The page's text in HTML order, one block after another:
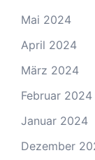
Mai 2024
April 2024
März 2024
Februar 2024
Januar 2024
Dezember